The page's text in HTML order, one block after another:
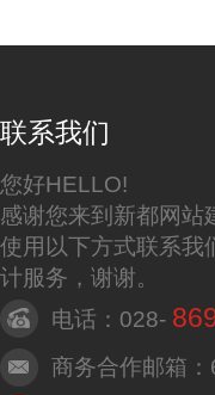
联系我们
您好HELLO!
感谢您来到新都网站
使用以下方式联系我
计服务，谢谢。
电话：028-
商务合作邮箱